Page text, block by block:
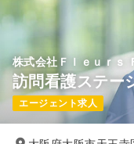
株式会社Ｆｌｅｕｒｓ
訪問看護ステー
エージェント求人